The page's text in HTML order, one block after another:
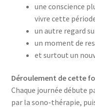
une conscience
vivre cette
un autre regard
un moment de
et surtout un
Déroulement de cette
Chaque journée débute
par la sono-thérapie,